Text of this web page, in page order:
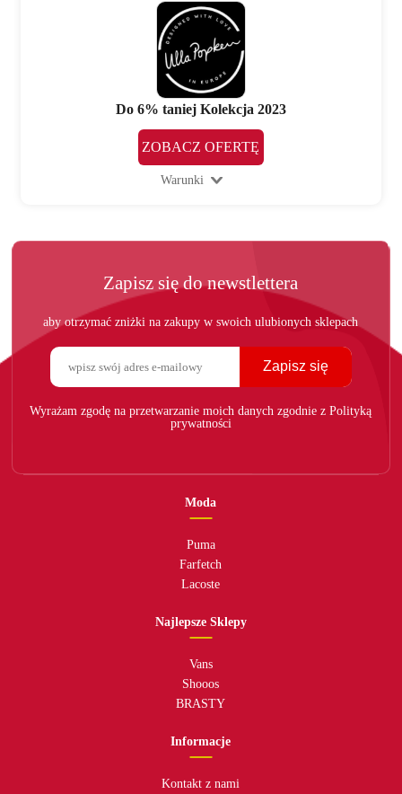
Do 6% taniej Kolekcja 2023
ZOBACZ OFERTĘ
Warunki
Zapisz się do newstlettera
aby otrzymać zniżki na zakupy w swoich ulubionych sklepach
Zapisz się
Wyrażam zgodę na przetwarzanie moich danych zgodnie z Polityką
prywatności
Moda
Puma
Farfetch
Lacoste
Najlepsze Sklepy
Vans
Shooos
BRASTY
Informacje
Kontakt z nami